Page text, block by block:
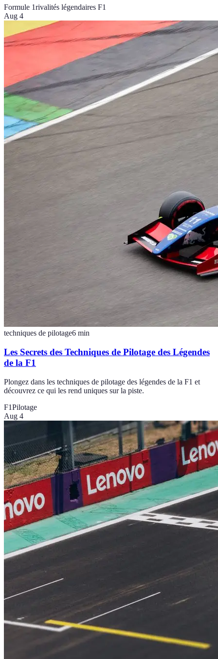
Formule 1rivalités légendaires F1
Aug 4
techniques de pilotage6 min
Les Secrets des Techniques de Pilotage des Légendes
de la F1
Plongez dans les techniques de pilotage des légendes de la F1 et
découvrez ce qui les rend uniques sur la piste.
F1Pilotage
Aug 4